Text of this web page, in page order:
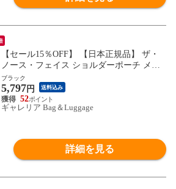
【セール15％OFF】 【日本正規品】 ザ・
ノース・フェイス ショルダーポーチ メン
ズ レディース THE NORTH FACE ショルダ
ーバッグ 小さめ ブランド 軽量 軽い 斜め
がけ 大人 ノースフェイス ジオフェイスポ
ーチ NM32356
ブラック
5,797 円 送料込み
52
ギャレリア Bag＆Luggage
詳細を見る